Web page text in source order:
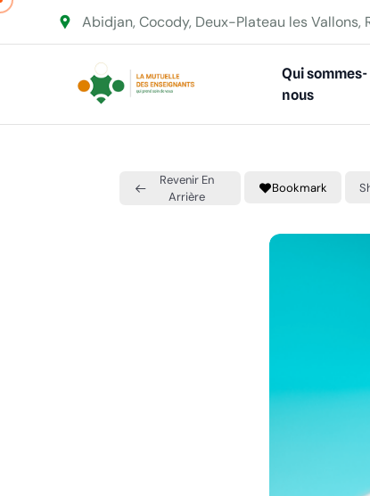
Abidjan, Cocody, Deux-Plateau les Vallons,
Qui sommes-
nous
Revenir En
Arrière
Bookmark